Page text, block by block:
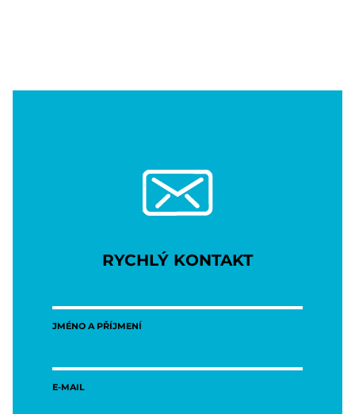
RYCHLÝ KONTAKT
JMÉNO A PŘÍJMENÍ
E-MAIL